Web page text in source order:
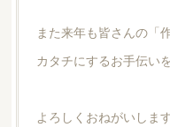
また来年も皆さんの「
カタチにするお手伝い
よろしくおねがいしま